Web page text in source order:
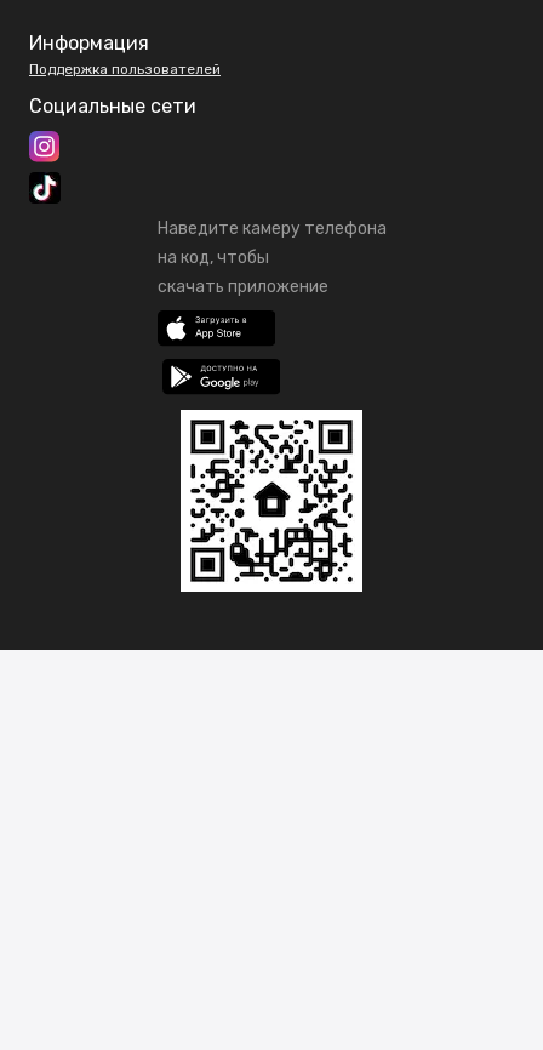
Информация
Поддержка пользователей
Социальные сети
Наведите камеру телефона
на код, чтобы
скачать приложение